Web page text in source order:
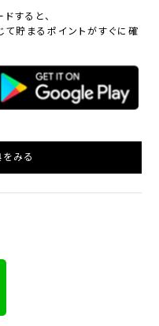
すると、
貯まるポイントがすぐに確
みる